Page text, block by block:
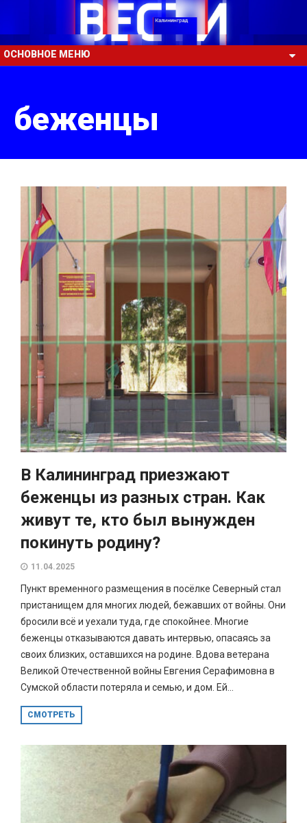
ОСНОВНОЕ МЕНЮ
беженцы
В Калининград приезжают
беженцы из разных стран. Как
живут те, кто был вынужден
покинуть родину?
11.04.2025
Пункт временного размещения в посёлке Северный стал
пристанищем для многих людей, бежавших от войны. Они
бросили всё и уехали туда, где спокойнее. Многие
беженцы отказываются давать интервью, опасаясь за
своих близких, оставшихся на родине. Вдова ветерана
Великой Отечественной войны Евгения Серафимовна в
Сумской области потеряла и семью, и дом. Ей...
СМОТРЕТЬ